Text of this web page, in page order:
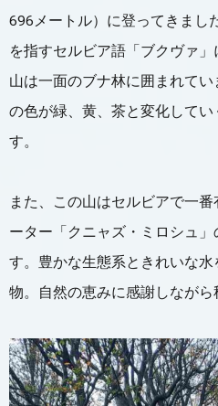
696メートル）に登ってきまし
を指すセルビア語「ブクヴァ
山は一面のブナ林に囲まれて
の色が緑、黄、茶と変化して
す。
また、この山はセルビアで一
ーター「クニャズ・ミロシュ
す。豊かな生態系ときれいな
物。自然の恵みに感謝しながら